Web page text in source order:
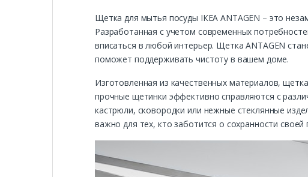
Щетка для мытья посуды ІКЕА ANTAGEN – это
Разработанная с учетом современных
вписаться в любой интерьер. Щетка ANTAGEN
поможет поддерживать чистоту в вашем доме.
Изготовленная из качественных материалов,
прочные щетинки эффективно справляются с
кастрюли, сковородки или нежные стеклянные
важно для тех, кто заботится о сохранности